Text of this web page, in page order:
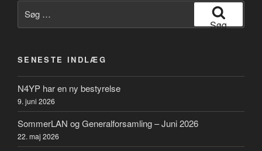
efter:
Søg
SENESTE INDLÆG
N4YP har en ny bestyrelse
9. juni 2026
SommerLAN og Generalforsamling – Juni 2026
22. maj 2026